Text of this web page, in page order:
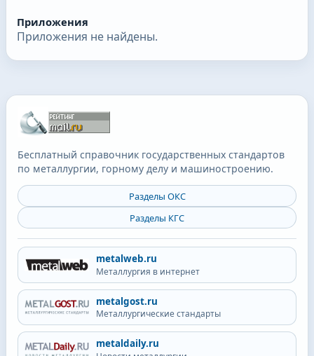
Приложения
Приложения не найдены.
Бесплатный справочник государственных стандартов
по металлургии, горному делу и машиностроению.
Разделы ОКС
Разделы КГС
metalweb.ru
Металлургия в интернет
metalgost.ru
Металлургические стандарты
metaldaily.ru